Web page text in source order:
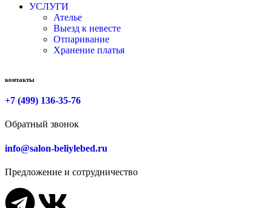
УСЛУГИ
Ателье
Выезд к невесте
Отпаривание
Хранение платья
контакты
+7 (499) 136-35-76
Обратный звонок
info@salon-beliylebed.ru
Предложение и сотрудничество